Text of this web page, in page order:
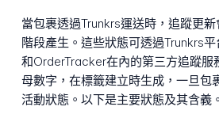
當包裹透過Trunkrs運送時，追蹤更
階段產生。這些狀態可透過Trunkrs
和OrderTracker在內的第三方追蹤服
母數字，在標籤建立時生成，一旦包
活動狀態。以下是主要狀態及其含義。